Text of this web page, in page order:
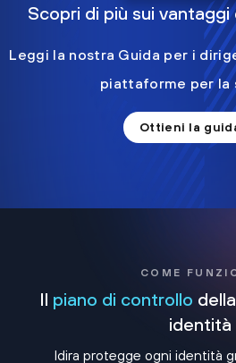
Scopri di più sui
Leggi la nostra Guida per i
piattaforme per la
Ottieni la
COME
Il piano di controllo
identità
Idira protegge ogni identità